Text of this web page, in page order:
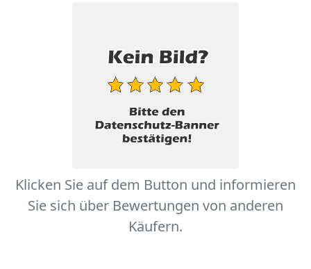
Klicken Sie auf dem Button und informieren
Sie sich über Bewertungen von anderen
Käufern.